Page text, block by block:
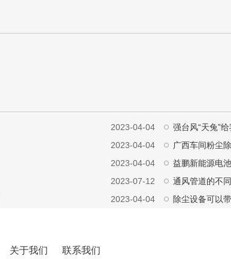
2023-04-04 强台风“天兔”
2023-04-04 广西车间粉尘
2023-04-04 益鹏新能源电
2023-07-12 通风管道的不
2023-04-04 除尘设备可以
关于我们 联系我们